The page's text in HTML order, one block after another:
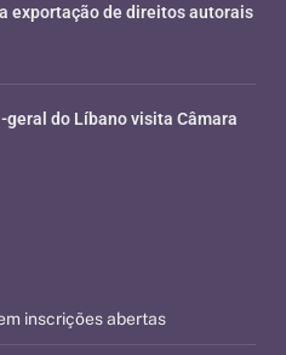
inscrições abertas
exportação de direitos autorais
geral do Líbano visita Câmara